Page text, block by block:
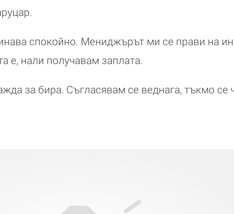
спокойно. Мениджърът ми се прави на
е, нали получавам заплата.
за бира. Съгласявам се веднага, тъкмо се